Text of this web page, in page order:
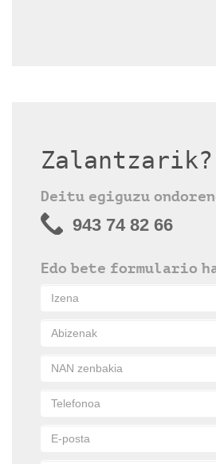
Zalantzarik?
Deitu egiguzu
943 74 82 66
Edo bete formulario